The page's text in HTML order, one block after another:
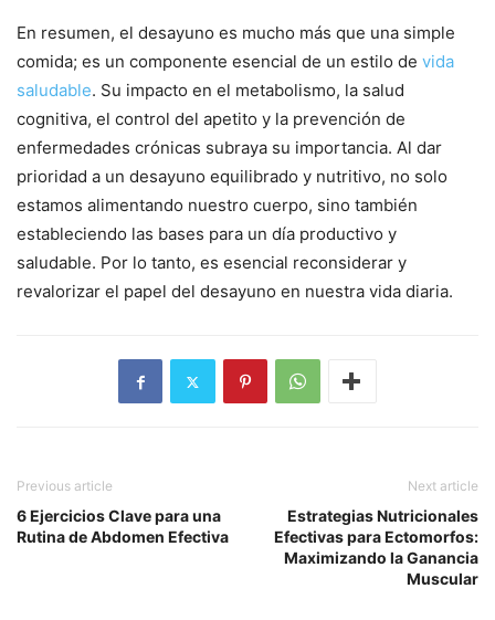
En resumen, el desayuno es mucho más que una simple
comida; es un componente esencial de un estilo de vida
saludable. Su impacto en el metabolismo, la salud
cognitiva, el control del apetito y la prevención de
enfermedades crónicas subraya su importancia. Al dar
prioridad a un desayuno equilibrado y nutritivo, no solo
estamos alimentando nuestro cuerpo, sino también
estableciendo las bases para un día productivo y
saludable. Por lo tanto, es esencial reconsiderar y
revalorizar el papel del desayuno en nuestra vida diaria.
Previous article
6 Ejercicios Clave para una
Rutina de Abdomen Efectiva
Next article
Estrategias Nutricionales
Efectivas para Ectomorfos:
Maximizando la Ganancia
Muscular